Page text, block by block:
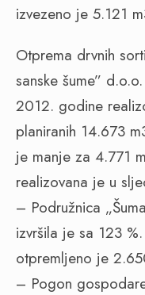
izvezeno je 5.121
Otprema drvnih
sanske šume”
2012. godine
planiranih 14.673
je manje za 4.771
realizovana je u
– Podružnica
izvršila je sa 123
otpremljeno je
– Pogon